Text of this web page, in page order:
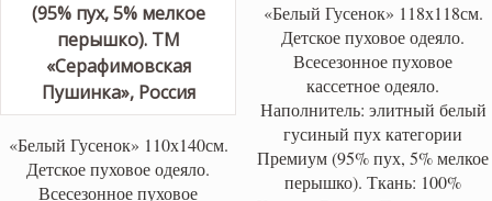
«Белый Гусенок» 110х140см.
Детское пуховое одеяло.
Всесезонное пуховое
«Белый Гусенок» 118х118см.
Детское пуховое одеяло.
Всесезонное пуховое
кассетное одеяло.
Наполнитель: элитный белый
гусиный пух категории
Премиум (95% пух, 5% мелкое
перышко). Ткань: 100%